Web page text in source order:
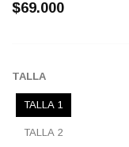
$69.000
TALLA
TALLA 1
TALLA 2